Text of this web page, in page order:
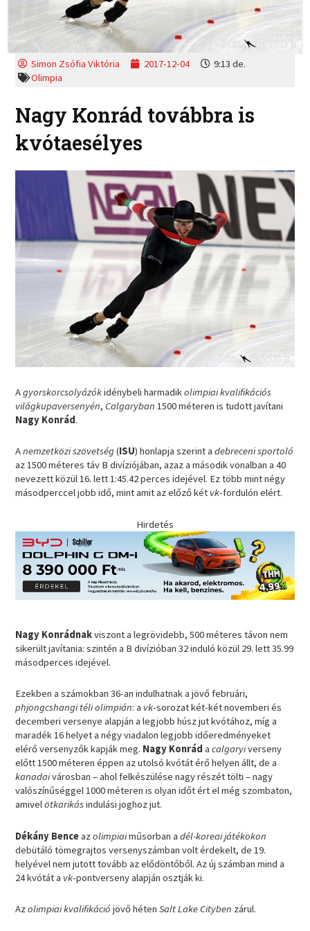
Simon Zsófia Viktória 2017-12-04
9:13 de.
Olimpia
Nagy Konrád továbbra is
kvótaesélyes
Agyorskorcsolyázókidénybeli harmadikolimpiai kvalifikációs
világkupaversenyén,Calgaryban 1500 méteren is tudott javítani
Nagy Konrád.
Anemzetközi szövetség(ISU) honlapja szerint adebrecenisportoló
az 1500 méteres táv B divíziójában, azaz a második vonalban a 40
nevezett közül 16. lett 1:45.42 perces idejével. Ez több mint négy
másodperccel jobb idő, mint amit az előző két vk-fordulón elért.
Hirdetés
Nagy Konrádnakviszont a legrövidebb, 500 méteres távon nem
sikerült javítania: szintén a B divízióban 32 induló közül 29. lett 35.99
másodperces idejével.
Ezekben a számokban 36-an indulhatnak a jövő februári,
phjongcshangi téli olimpián: a vk-sorozat két-két novemberi és
decemberi versenye alapján a legjobb húsz jut kvótához, míg a
maradék 16 helyet a négy viadalon legjobb időeredményeket
elérő versenyzők kapják meg. Nagy Konrád acalgaryiverseny
előtt 1500 méteren éppen az utolsó kvótát érő helyen állt, de a
kanadaivárosban – ahol felkészülése nagy részét tölti – nagy
valószínűséggel 1000 méteren is olyan időt ért el még szombaton,
amivelötkarikásindulási joghoz jut.
Dékány Benceazolimpiaiműsorban adél-koreai játékokon
debütáló tömegrajtos versenyszámban volt érdekelt, de 19.
helyével nem jutott tovább az elődöntőből. Az új számban mind a
24 kvótát a vk-pontverseny alapján osztják ki.
Azolimpiai kvalifikáció jövő hétenSalt Lake Cityben zárul.